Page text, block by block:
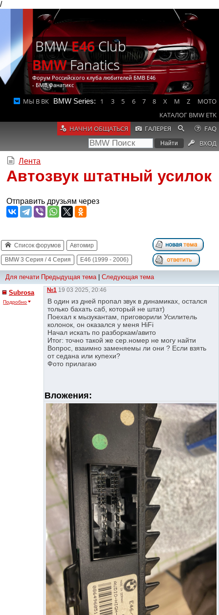
/
BMWE46Club
BMWFanatics
Форум Российского клуба любителей БМВ Е46
- БМВ Фанатикс
МЫ В ВК BMW Series: 1 3 5 6 7 8 X M Z
MOTO
КАТАЛОГ BMW ETK
НАЧНИ ОБЩАТЬСЯ
ГАЛЕРЕЯ
FAQ
ВХОД
Лента
Автозвук штатный усилок
Отправить друзьям через
Список форумов Автомир
BMW 3 Серия / 4 Серия E46 (1999 - 2006)
Для печати Предыдущая тема| Следующая тема
Subrosa
Подробно
№1 19 03 2025, 20:46
В один из дней пропал звук в динамиках, остался
только бахать саб, который не штат)
Поехал к мызукантам, приговорили Усилитель
колонок, он оказался у меня HiFi
Начал искать по разборкам/авито
Итог: точно такой же сер.номер не могу найти
Вопрос, взаимно заменяемы ли они ? Если взять
от седана или купехи?
Фото прилагаю
Вложения: